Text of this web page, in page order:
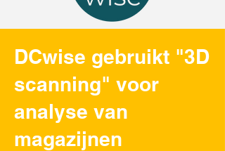
DCwise gebruikt "3D
scanning" voor
analyse van
magazijnen